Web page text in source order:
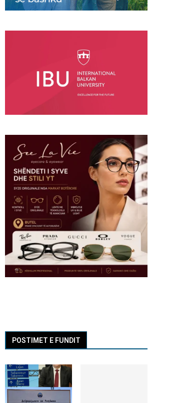
POSTIMET E FUNDIT